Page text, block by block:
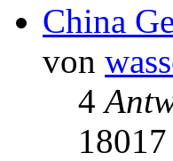
China
von
4
18017